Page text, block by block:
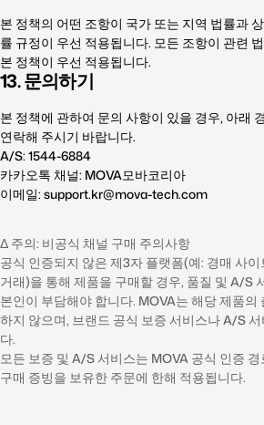
본 정책의 어떤 조항이 국가 또는 지역 법률과
률 규정이 우선 적용됩니다. 모든 조항이 관련
본 정책이 우선 적용됩니다.
13. 문의하기
본 정책에 관하여 문의 사항이 있을 경우, 아래
연락해 주시기 바랍니다.
A/S: 1544-6884
카카오톡 채널: MOVA모바코리아
이메일: support.kr@mova-tech.com
Δ 주의: 비공식 채널 구매 주의사항
공식 인증되지 않은 제3자 플랫폼(예: 경매 사
거래)을 통해 제품을 구매할 경우, 품질 및 A/S
본인이 부담해야 합니다. MOVA는 해당 제품의
하지 않으며, 브랜드 공식 보증 서비스나 A/S
다.
모든 보증 및 A/S 서비스는 MOVA 공식 인증
구매 증빙을 보유한 주문에 한해 적용됩니다.